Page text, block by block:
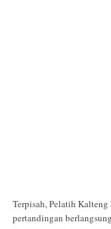
Terpisah, Pelatih
pertandingan